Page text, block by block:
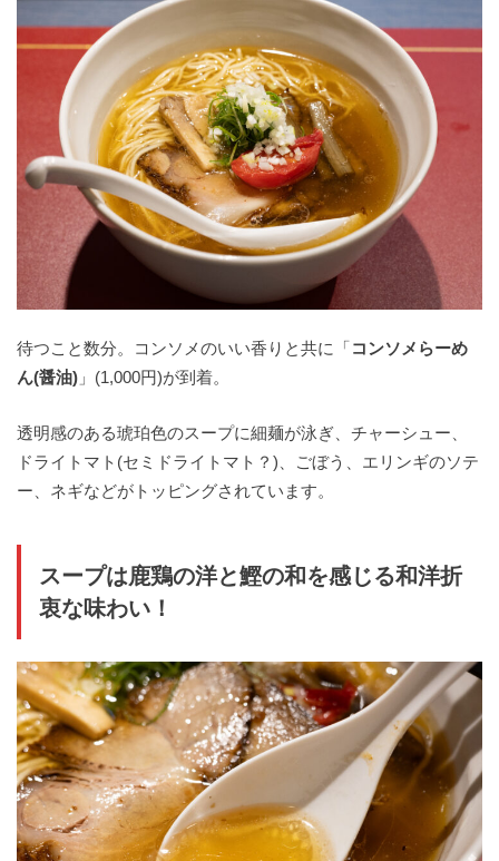
待つこと数分。コンソメのいい香りと共に「コンソメらーめ
ん(醤油) 」(1,000円)が到着。
透明感のある琥珀色のスープに細麺が泳ぎ、チャーシュー、
ドライトマト(セミドライトマト？)、ごぼう、エリンギのソテ
ー、ネギなどがトッピングされています。
スープは鹿鶏の洋と鰹の和を感じる和洋折
衷な味わい！